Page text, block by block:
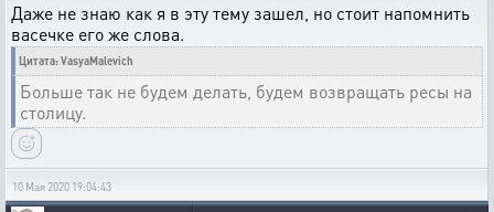
Даже не знаю как я в эту тему зашел, но стоит напомнить
васечке его же слова.
Цитата: VasyaMalevich
Больше так не будем делать, будем возвращать ресы на
столицу.
10 Мая 2020 19:04:43